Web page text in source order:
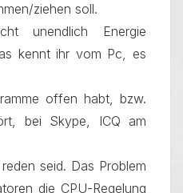
ziehen soll.
unendlich Energie
kennt ihr vom Pc, es
offen habt, bzw.
bei Skype, ICQ am
seid. Das Problem
die CPU-Regelung